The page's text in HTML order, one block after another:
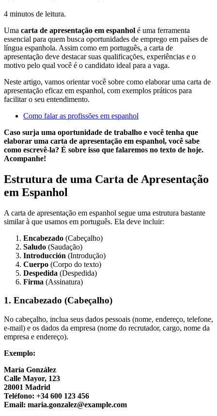
4 minutos de leitura.
Uma carta de apresentação em espanhol é uma ferramenta
essencial para quem busca oportunidades de emprego em países de
língua espanhola. Assim como em português, a carta de
apresentação deve destacar suas qualificações, experiências e o
motivo pelo qual você é o candidato ideal para a vaga.
Neste artigo, vamos orientar você sobre como elaborar uma carta de
apresentação eficaz em espanhol, com exemplos práticos para
facilitar o seu entendimento.
Como falar as profissões em espanhol
Caso surja uma oportunidade de trabalho e você tenha que
elaborar uma carta de apresentação em espanhol, você sabe
como escrevê-la? É sobre isso que falaremos no texto de hoje.
Acompanhe!
Estrutura de uma Carta de Apresentação
em Espanhol
A carta de apresentação em espanhol segue uma estrutura bastante
similar à que usamos em português. Ela deve incluir:
Encabezado (Cabeçalho)
Saludo (Saudação)
Introducción (Introdução)
Cuerpo (Corpo do texto)
Despedida (Despedida)
Firma (Assinatura)
1. Encabezado (Cabeçalho)
No cabeçalho, inclua seus dados pessoais (nome, endereço, telefone,
e-mail) e os dados da empresa (nome do recrutador, cargo, nome da
empresa e endereço).
Exemplo:
María González
Calle Mayor, 123
28001 Madrid
Teléfono: +34 600 123 456
Email: maria.gonzalez@example.com